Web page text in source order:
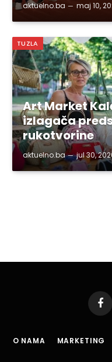
aktuelno.ba maj 10,
TUZLA
Art Market
izlagača
rukotvorine
aktuelno.ba jul 30,
Predstava
Smisao
Ćamila